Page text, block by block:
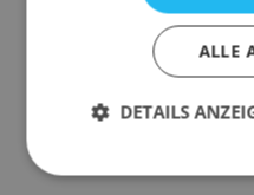
ALLE
DETAILS